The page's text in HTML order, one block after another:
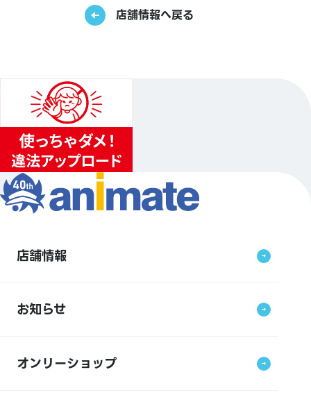
店舗情報へ戻る
店舗情報
お知らせ
オンリーショップ